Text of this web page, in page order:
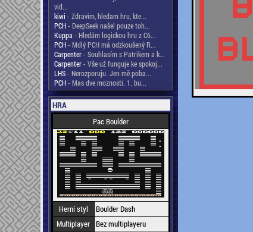
vid...
kiwi - Zdravim, hledam hru, kte...
PCH- DeepSeek našel pouze toh...
Kuppa - Hledám logickou hru z C6...
PCH- Mdlý PCH má odzkoušený R...
Carpenter- Souhlasím s Patrikem a k...
Carpenter- Vše už funguje ke spokoj...
LHS- Nerozporuju. Jen mě poba...
PCH- Mas dve moznosti. 1. bu...
HRA
Pac Boulder
Herní styl
Boulder Dash
Multiplayer Bez multiplayeru